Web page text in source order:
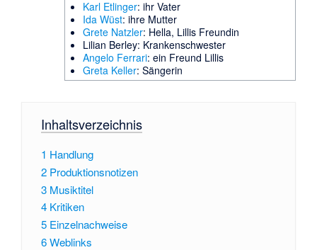
Karl Etlinger: ihr Vater
Ida Wüst: ihre Mutter
Grete Natzler: Hella, Lillis Freundin
Lilian Berley: Krankenschwester
Angelo Ferrari: ein Freund Lillis
Greta Keller: Sängerin
Inhaltsverzeichnis
1 Handlung
2 Produktionsnotizen
3 Musiktitel
4 Kritiken
5 Einzelnachweise
6Weblinks